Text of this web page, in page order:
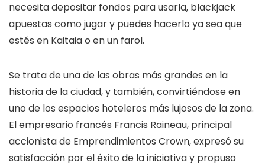
necesita depositar fondos para usarla, blackjack
apuestas como jugar y puedes hacerlo ya sea que
estés en Kaitaia o en un farol.
Se trata de una de las obras más grandes en la
historia de la ciudad, y también, convirtiéndose en
uno de los espacios hoteleros más lujosos de la zona.
El empresario francés Francis Raineau, principal
accionista de Emprendimientos Crown, expresó su
satisfacción por el éxito de la iniciativa y propuso